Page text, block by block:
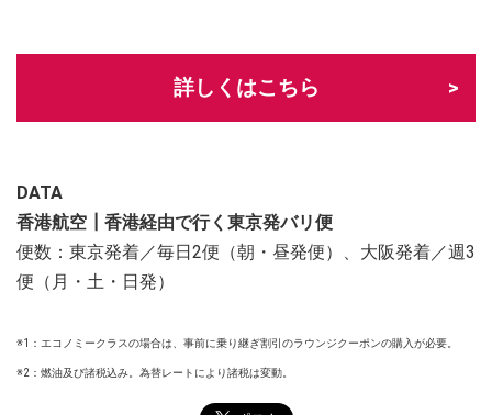
詳しくはこちら
DATA
香港航空┃香港経由で行く東京発バリ便
便数：東京発着／毎日2便（朝・昼発便）、大阪発着／週3
便（月・土・日発）
※1：エコノミークラスの場合は、事前に乗り継ぎ割引のラウンジクーポンの購入が必要。
※2：燃油及び諸税込み。為替レートにより諸税は変動。